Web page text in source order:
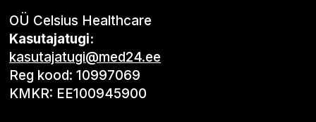
OÜ Celsius Healthcare
Kasutajatugi:
kasutajatugi@med24.ee
Reg kood: 10997069
KMKR: EE100945900